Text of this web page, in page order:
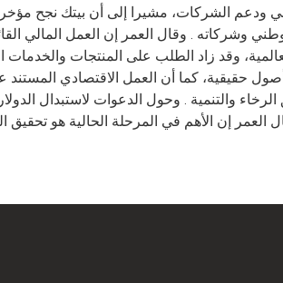
الوطني وشركاته . وقال العمر إن العمل
العالمية، وقد زاد الطلب على المنتجات
حقيقية، كما أن العمل الاقتصادي المستند
والتنمية . وحول الدعوات لاستبدال
العمر إن الأهم في المرحلة الحالية هو